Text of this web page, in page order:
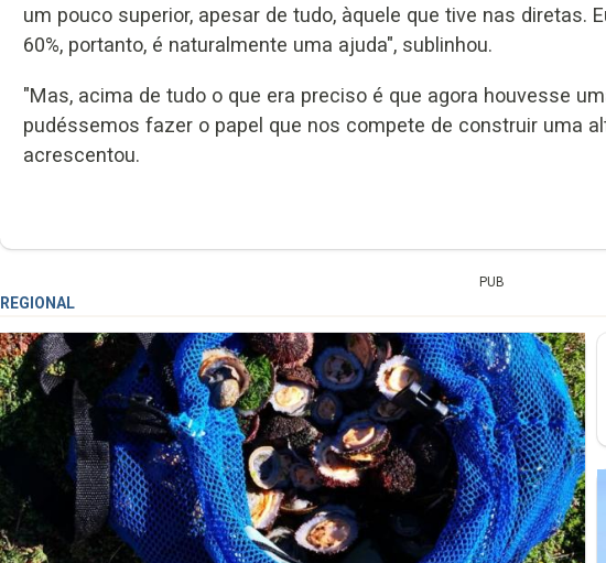
um pouco superior, apesar de tudo, àquele que tive nas diretas.
60%, portanto, é naturalmente uma ajuda", sublinhou.
"Mas, acima de tudo o que era preciso é que agora houvesse
pudéssemos fazer o papel que nos compete de construir uma
acrescentou.
PUB
REGIONAL